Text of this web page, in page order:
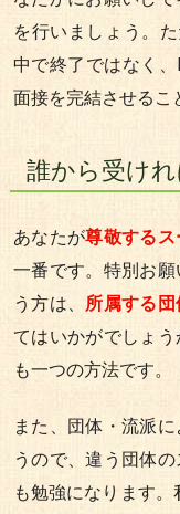
を行いましょう。
中で終了ではなく
面接を完結させるこ
誰から受けれ
あなたが尊敬する
一番です。特別お
う方は、 所属する
てはいかがでしょ
も一つの方法です。
また、団体・流派
うので、違う団体
も勉強になります。